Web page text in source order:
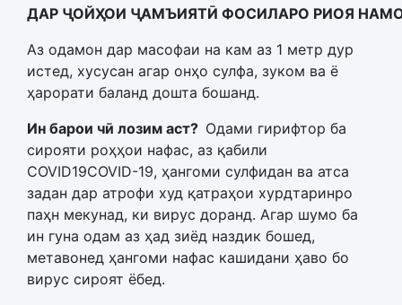
ДАР ҶОЙҲОИ ҶАМЪИЯТӢ ФОСИЛАРО РИОЯ
Аз одамон дар масофаи на кам аз 1 метр дур
истед, хусусан агар онҳо сулфа, зуком ва ё
ҳарорати баланд дошта бошанд.
Ин барои чӣ лозим аст? Одами гирифтор ба
сирояти роҳҳои нафас, аз қабили
COVID19COVID-19, ҳангоми сулфидан ва атса
задан дар атрофи худ қатраҳои хурдтаринро
паҳн мекунад, ки вирус доранд. Агар шумо ба
ин гуна одам аз ҳад зиёд наздик бошед,
метавонед ҳангоми нафас кашидани ҳаво бо
вирус сироят ёбед.